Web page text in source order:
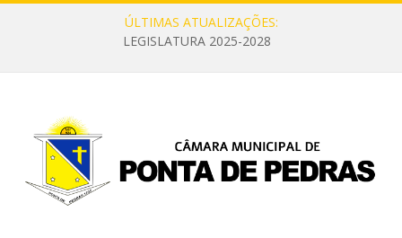
ÚLTIMAS ATUALIZAÇÕES:
LEGISLATURA 2025-2028